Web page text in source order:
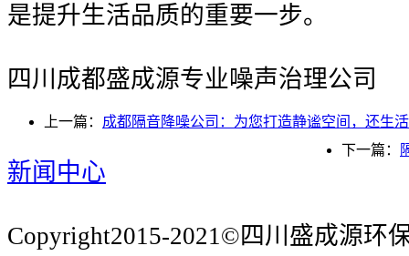
是提升生活品质的重要一步。
四川成都盛成源专业噪声治理公司
上一篇： 成都隔音降噪公司：为您打造静谧空间，还生
下一篇：
新闻中心
Copyright2015-2021©四川盛成源环